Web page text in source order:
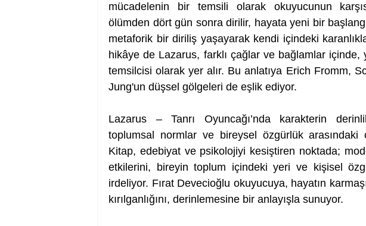
mücadelenin bir temsili olarak okuyucunun
ölümden dört gün sonra dirilir, hayata yeni bir
metaforik bir diriliş yaşayarak kendi içindeki
hikâye de Lazarus, farklı çağlar ve bağlamlar
temsilcisi olarak yer alır. Bu anlatıya Erich Fromm,
Jung'un düşsel gölgeleri de eşlik ediyor.
Lazarus – Tanrı Oyuncağı’nda karakterin
toplumsal normlar ve bireysel özgürlük arasındaki
Kitap, edebiyat ve psikolojiyi kesiştiren noktada;
etkilerini, bireyin toplum içindeki yeri ve kişisel
irdeliyor. Fırat Devecioğlu okuyucuya, hayatın
kırılganlığını, derinlemesine bir anlayışla sunuyor.